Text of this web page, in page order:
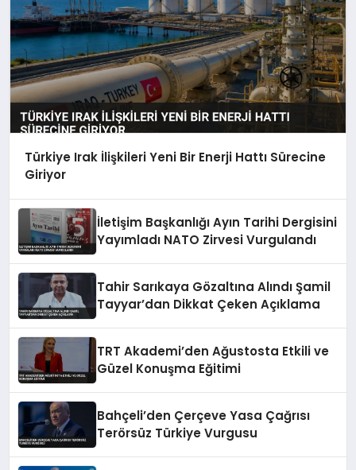
Türkiye Irak İlişkileri Yeni Bir Enerji Hattı Sürecine
Giriyor
İletişim Başkanlığı Ayın Tarihi Dergisini
Yayımladı NATO Zirvesi Vurgulandı
Tahir Sarıkaya Gözaltına Alındı Şamil
Tayyar’dan Dikkat Çeken Açıklama
TRT Akademi’den Ağustosta Etkili ve
Güzel Konuşma Eğitimi
Bahçeli’den Çerçeve Yasa Çağrısı
Terörsüz Türkiye Vurgusu